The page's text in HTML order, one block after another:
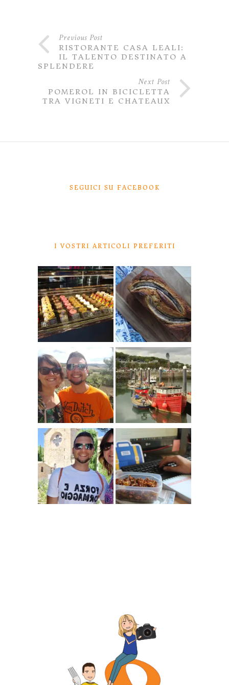
Previous Post
RISTORANTE CASA LEALI:
IL TALENTO DESTINATO A
SPLENDERE
Next Post
POMEROL IN BICICLETTA
TRA VIGNETI E CHATEAUX
SEGUICI SU FACEBOOK
I VOSTRI ARTICOLI PREFERITI